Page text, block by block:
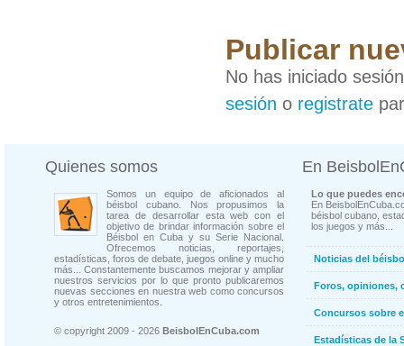
Publicar
No has iniciado
sesión o registrate
Quienes somos
Somos un equipo de aficionados al
béisbol cubano. Nos propusimos la
tarea de desarrollar esta web con el
objetivo de brindar información sobre el
Béisbol en Cuba y su Serie Nacional.
Ofrecemos noticias, reportajes,
estadísticas, foros de debate, juegos online y mucho
más... Constantemente buscamos mejorar y ampliar
nuestros servicios por lo que pronto publicaremos
nuevas secciones en nuestra web como concursos
y otros entretenimientos.
© copyright 2009 - 2026 BeisbolEnCuba.com
En
Lo que puedes
En
béisbol cubano,
los juegos y más...
Noticias del
Foros, opiniones,
Concursos sobre
Estadísticas de la